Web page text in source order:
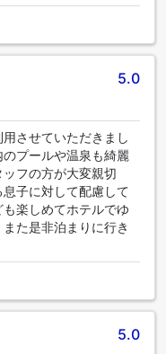
5.0
させていただきまし
プールや温泉も綺麗
フの方が大変親切
子に対して配慮して
楽しめてホテルでゆ
た是非泊まりに行き
5.0